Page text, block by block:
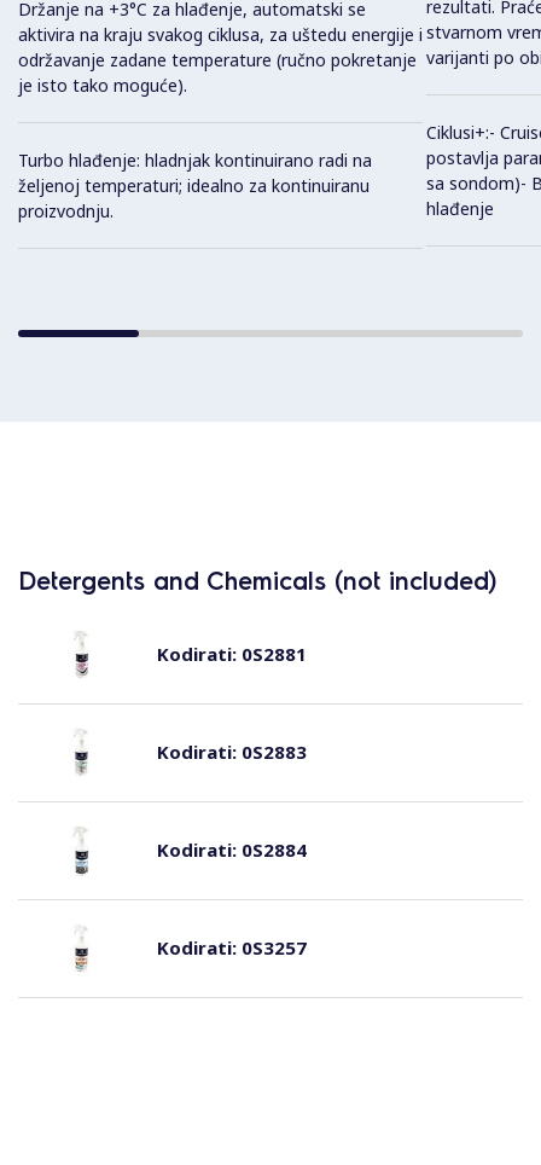
Držanje na +3°C za hlađenje, automatski se
aktivira na kraju svakog ciklusa, za uštedu energije i
održavanje zadane temperature (ručno pokretanje
je isto tako moguće).
Turbo hlađenje: hladnjak kontinuirano radi na
željenoj temperaturi; idealno za kontinuiranu
proizvodnju.
rezultati.
stvarnom
varijanti po
Ciklusi+:-
postavlja
sa sondom)-
hlađenje
Detergents and Chemicals (not included)
Kodirati:0S2881
Kodirati:0S2883
Kodirati:0S2884
Kodirati:0S3257